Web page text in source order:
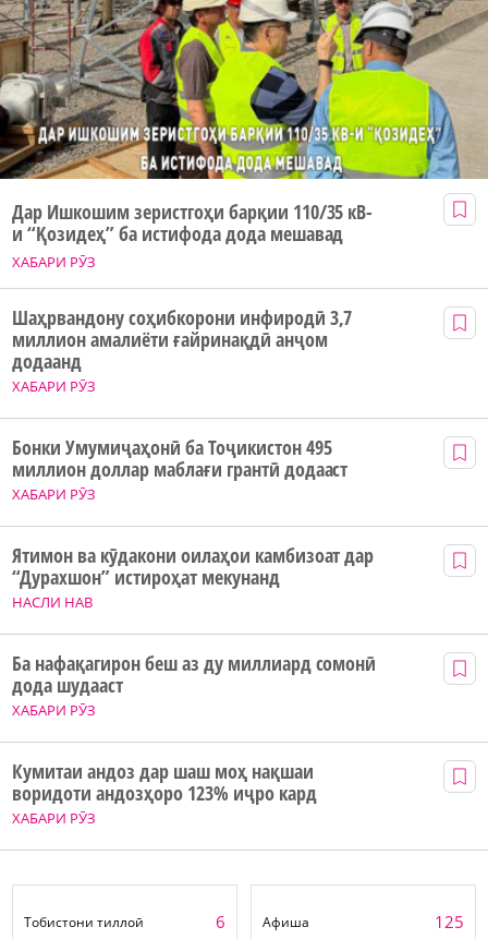
ХАБАРИ РӮЗ
Дар Ишкошим зеристгоҳи барқии 110/35 кВ-
и “Қозидеҳ” ба истифода дода мешавад
ХАБАРИ РӮЗ
Шаҳрвандону соҳибкорони инфиродӣ 3,7
миллион амалиёти ғайринақдӣ анҷом
додаанд
ХАБАРИ РӮЗ
Бонки Умумиҷаҳонӣ ба Тоҷикистон 495
миллион доллар маблағи грантӣ додааст
НАСЛИ НАВ
Ятимон ва кӯдакони оилаҳои камбизоат дар
“Дурахшон” истироҳат мекунанд
ХАБАРИ РӮЗ
Ба нафақагирон беш аз ду миллиард сомонӣ
дода шудааст
ХАБАРИ РӮЗ
Кумитаи андоз дар шаш моҳ нақшаи
воридоти андозҳоро 123% иҷро кард
Тобистони тиллоӣ 6 Афиша 125